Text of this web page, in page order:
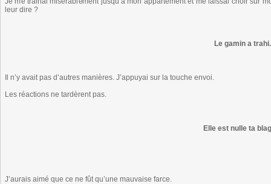
leur dire ?
Le gamin a trahi.
Il n’y avait pas d’autres manières. J’appuyai sur la touche envoi.
Les réactions ne tardèrent pas.
Elle est nulle ta
J’aurais aimé que ce ne fût qu’une mauvaise farce.